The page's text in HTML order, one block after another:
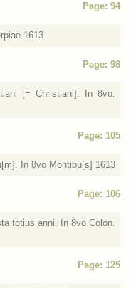
Page: 94
1613.
Page: 98
[= Christiani]. In 8vo.
Page: 105
In 8vo Montibu[s] 1613
Page: 106
totius anni. In 8vo Colon.
Page: 125